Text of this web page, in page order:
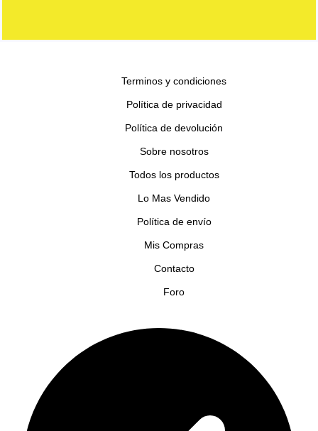
Terminos y condiciones
Política de privacidad
Política de devolución
Sobre nosotros
Todos los productos
Lo Mas Vendido
Política de envío
Mis Compras
Contacto
Foro